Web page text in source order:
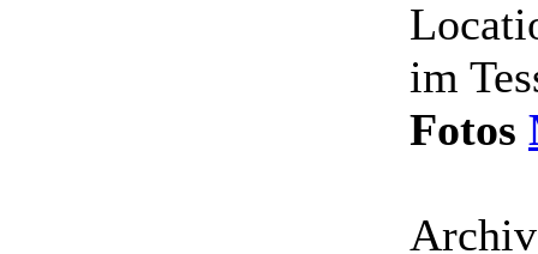
im
Fotos